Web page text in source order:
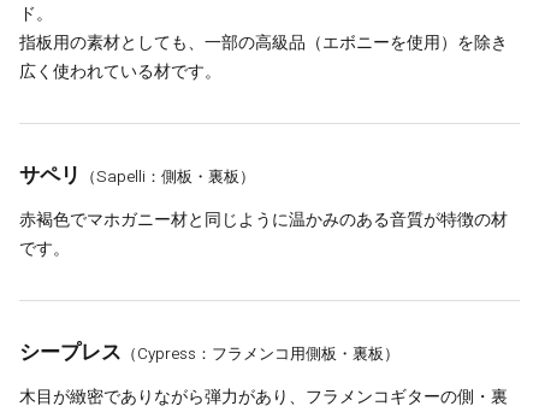
ド。
指板用の素材としても、一部の高級品（エボニーを使用）を除き
広く使われている材です。
サペリ （Sapelli：側板・裏板）
赤褐色でマホガニー材と同じように温かみのある音質が特徴の材
です。
シープレス （Cypress：フラメンコ用側板・裏板）
木目が緻密でありながら弾力があり、フラメンコギターの側・裏